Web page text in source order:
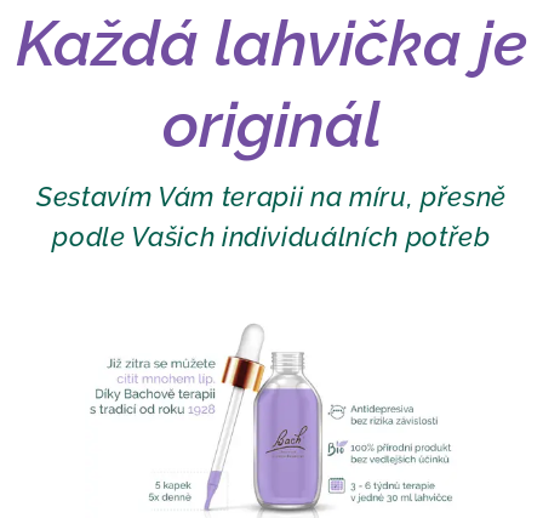
Každá lahvička je
originál
Sestavím Vám terapii na míru, přesně
podle Vašich individuálních potřeb